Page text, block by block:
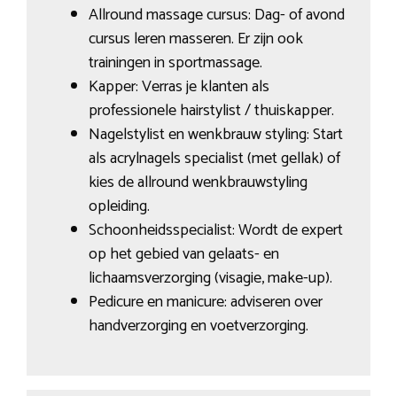
Allround massage cursus: Dag- of avond
cursus leren masseren. Er zijn ook
trainingen in sportmassage.
Kapper: Verras je klanten als
professionele hairstylist / thuiskapper.
Nagelstylist en wenkbrauw styling: Start
als acrylnagels specialist (met gellak) of
kies de allround wenkbrauwstyling
opleiding.
Schoonheidsspecialist: Wordt de expert
op het gebied van gelaats- en
lichaamsverzorging (visagie, make-up).
Pedicure en manicure: adviseren over
handverzorging en voetverzorging.